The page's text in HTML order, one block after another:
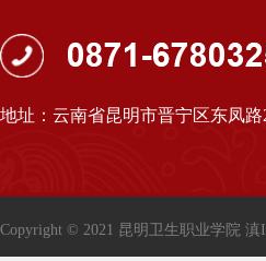
地址：云南省昆明市晋宁区东凤路
Copyright © 2021 昆明卫生职业学院 滇